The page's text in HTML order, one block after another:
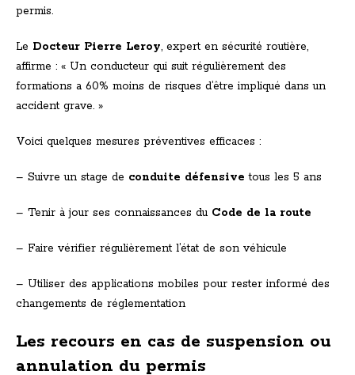
permis.
Le Docteur Pierre Leroy, expert en sécurité routière,
affirme : « Un conducteur qui suit régulièrement des
formations a 60% moins de risques d’être impliqué dans un
accident grave. »
Voici quelques mesures préventives efficaces :
– Suivre un stage de conduite défensive tous les 5 ans
– Tenir à jour ses connaissances du Code de la route
– Faire vérifier régulièrement l’état de son véhicule
– Utiliser des applications mobiles pour rester informé des
changements de réglementation
Les recours en cas de suspension ou
annulation du permis